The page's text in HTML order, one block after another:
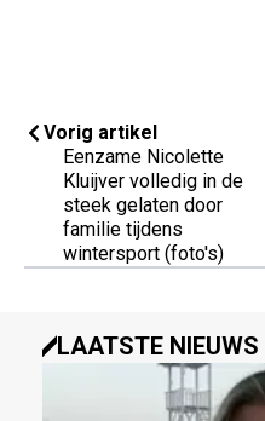
Vorig artikel
Eenzame Nicolette
Kluijver volledig in de
steek gelaten door
familie tijdens
wintersport (foto's)
LAATSTE NIEUWS